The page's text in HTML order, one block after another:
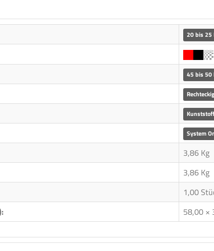
20 bis 25
45 bis 50
Kunststoff
System
3,86 Kg
3,86 Kg
1,00
58,00 ×